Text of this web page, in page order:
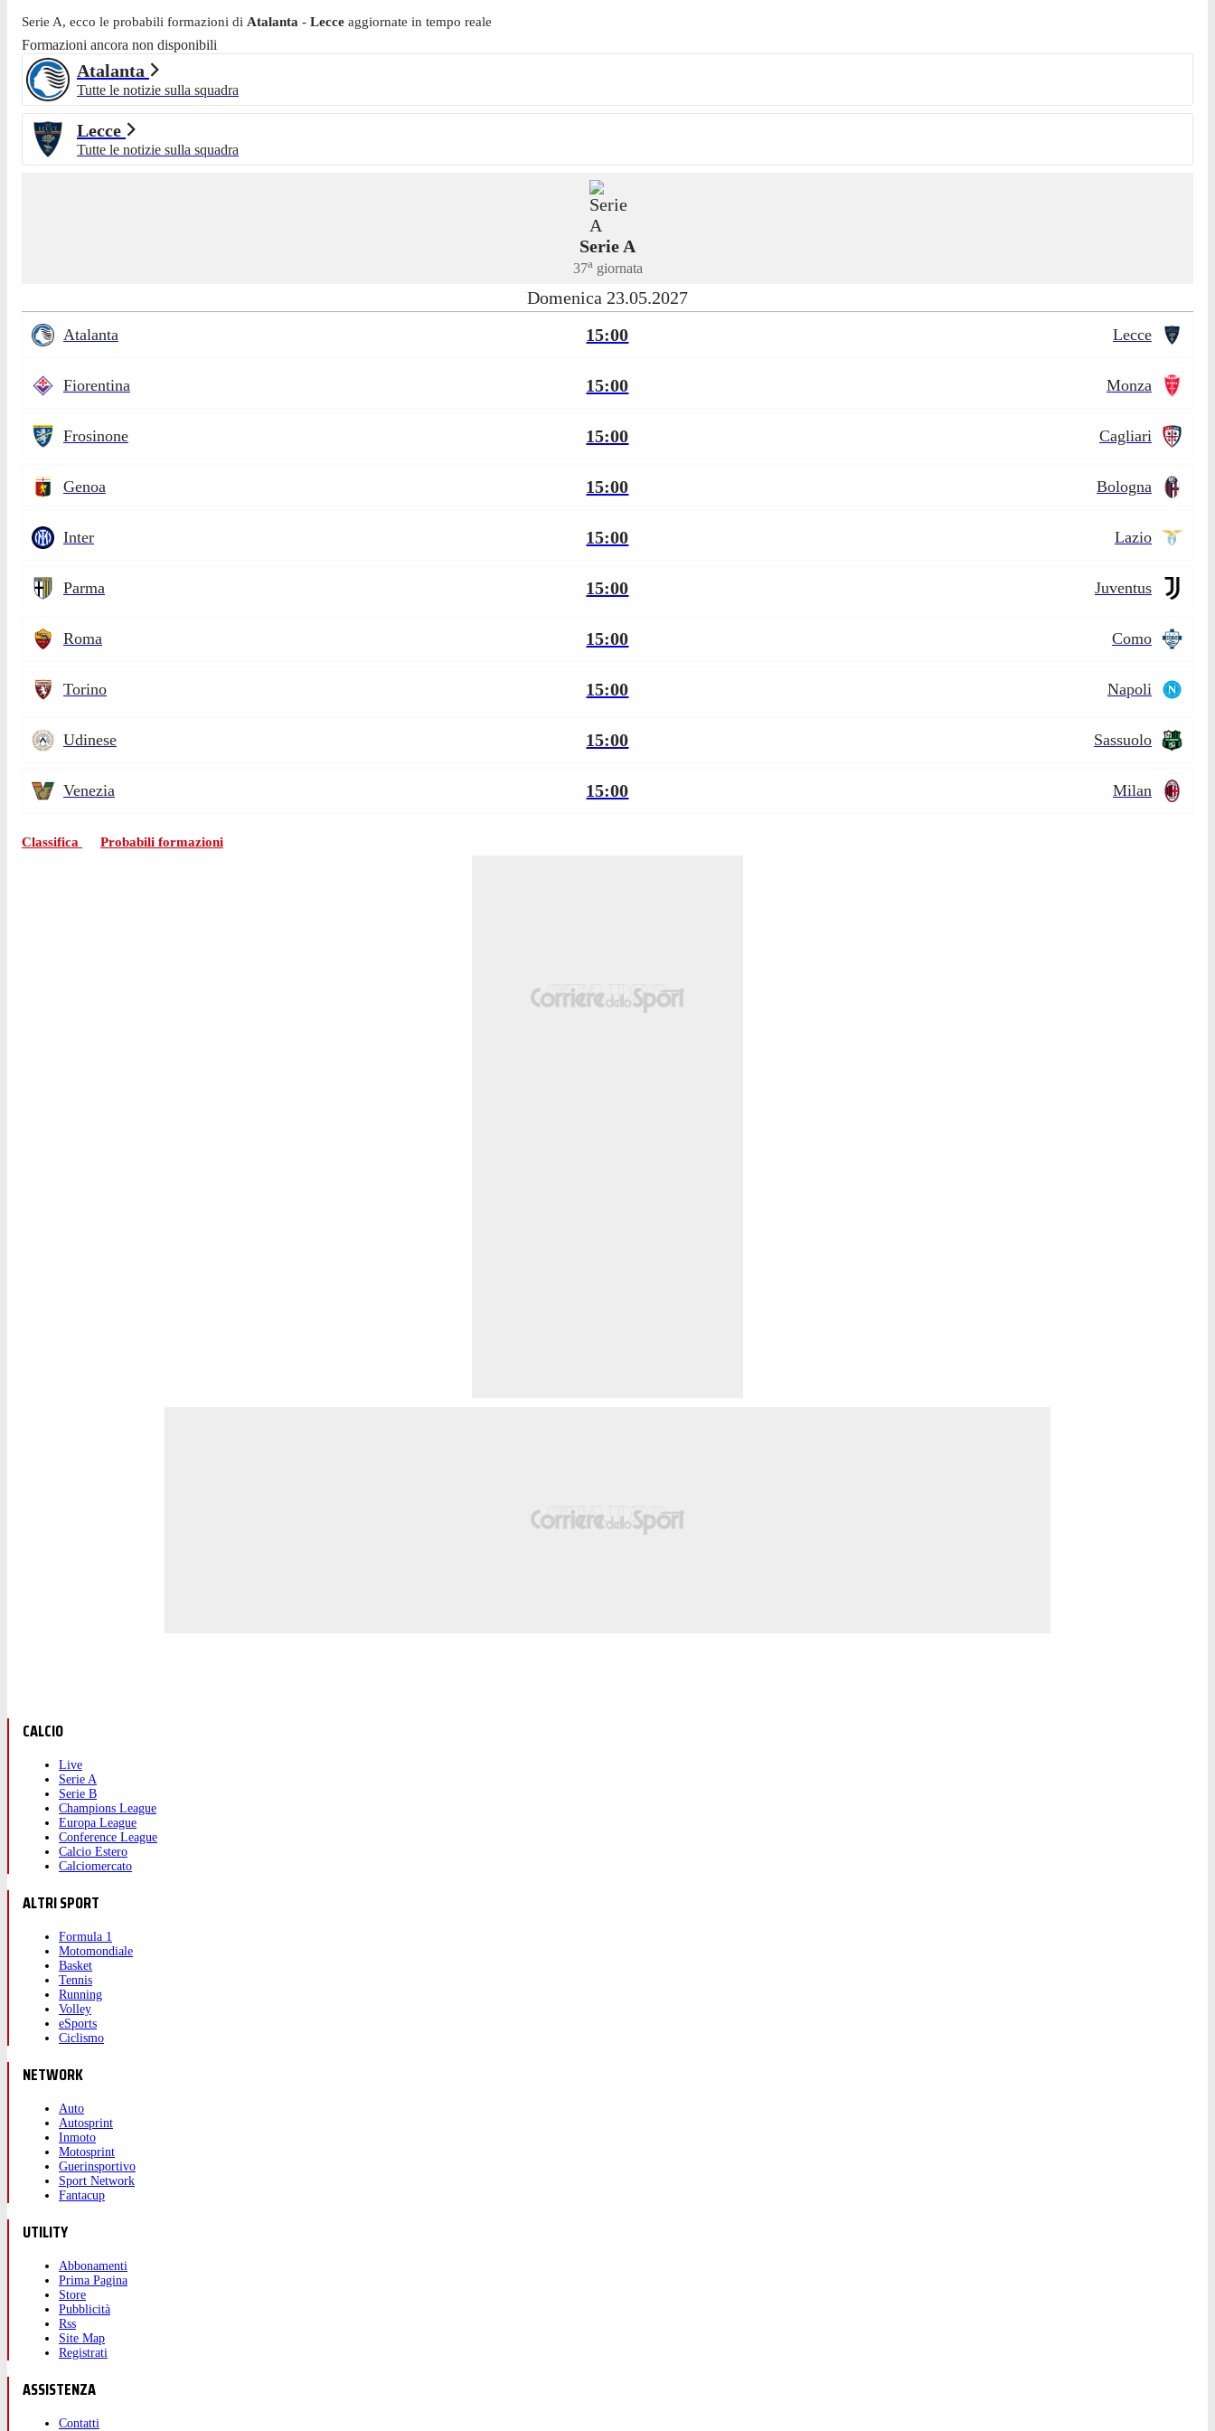
Serie A, ecco le probabili formazioni di Atalanta - Lecce aggiornate in tempo reale
Formazioni ancora non disponibili
Atalanta
Tutte le notizie sulla squadra
Lecce
Tutte le notizie sulla squadra
Serie A
37agiornata
Domenica 23.05.2027
Atalanta 15:00 Lecce
Fiorentina 15:00 Monza
Frosinone 15:00 Cagliari
Genoa 15:00 Bologna
Inter 15:00 Lazio
Parma 15:00 Juventus
Roma 15:00 Como
Torino 15:00 Napoli
Udinese 15:00 Sassuolo
Venezia 15:00 Milan
Classifica Probabili formazioni
CALCIO
Live
Serie A
Serie B
Champions League
Europa League
Conference League
Calcio Estero
Calciomercato
ALTRI SPORT
Formula 1
Motomondiale
Basket
Tennis
Running
Volley
eSports
Ciclismo
NETWORK
Auto
Autosprint
Inmoto
Motosprint
Guerinsportivo
Sport Network
Fantacup
UTILITY
Abbonamenti
Prima Pagina
Store
Pubblicità
Rss
Site Map
Registrati
ASSISTENZA
Contatti